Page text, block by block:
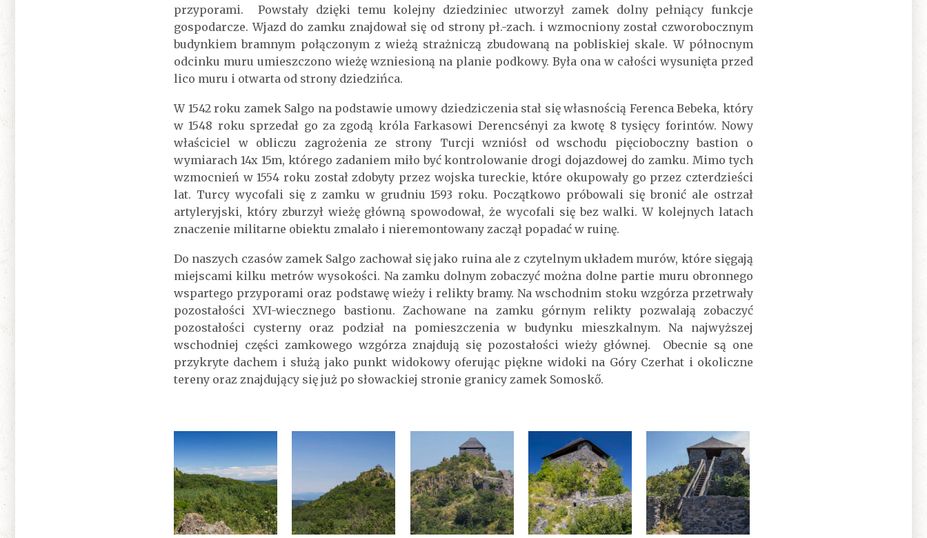
przyporami. Powstały dzięki temu kolejny dziedziniec utworzył zamek dolny pełniący funkcje
gospodarcze. Wjazd do zamku znajdował się od strony pł.-zach. i wzmocniony został czworobocznym
budynkiem bramnym połączonym z wieżą strażniczą zbudowaną na pobliskiej skale. W północnym
odcinku muru umieszczono wieżę wzniesioną na planie podkowy. Była ona w całości wysunięta przed
lico muru i otwarta od strony dziedzińca.
W 1542 roku zamek Salgo na podstawie umowy dziedziczenia stał się własnością Ferenca Bebeka, który
w 1548 roku sprzedał go za zgodą króla Farkasowi Derencsényi za kwotę 8 tysięcy forintów. Nowy
właściciel w obliczu zagrożenia ze strony Turcji wzniósł od wschodu pięcioboczny bastion o
wymiarach 14x 15m, którego zadaniem miło być kontrolowanie drogi dojazdowej do zamku. Mimo tych
wzmocnień w 1554 roku został zdobyty przez wojska tureckie, które okupowały go przez czterdzieści
lat. Turcy wycofali się z zamku w grudniu 1593 roku. Początkowo próbowali się bronić ale ostrzał
artyleryjski, który zburzył wieżę główną spowodował, że wycofali się bez walki. W kolejnych latach
znaczenie militarne obiektu zmalało i nieremontowany zaczął popadać w ruinę.
Do naszych czasów zamek Salgo zachował się jako ruina ale z czytelnym układem murów, które sięgają
miejscami kilku metrów wysokości. Na zamku dolnym zobaczyć można dolne partie muru obronnego
wspartego przyporami oraz podstawę wieży i relikty bramy. Na wschodnim stoku wzgórza przetrwały
pozostałości XVI-wiecznego bastionu. Zachowane na zamku górnym relikty pozwalają zobaczyć
pozostałości cysterny oraz podział na pomieszczenia w budynku mieszkalnym. Na najwyższej
wschodniej części zamkowego wzgórza znajdują się pozostałości wieży głównej. Obecnie są one
przykryte dachem i służą jako punkt widokowy oferując piękne widoki na Góry Czerhat i okoliczne
tereny oraz znajdujący się już po słowackiej stronie granicy zamek Somoskő.